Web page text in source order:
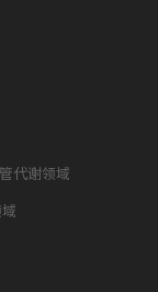
代谢领域